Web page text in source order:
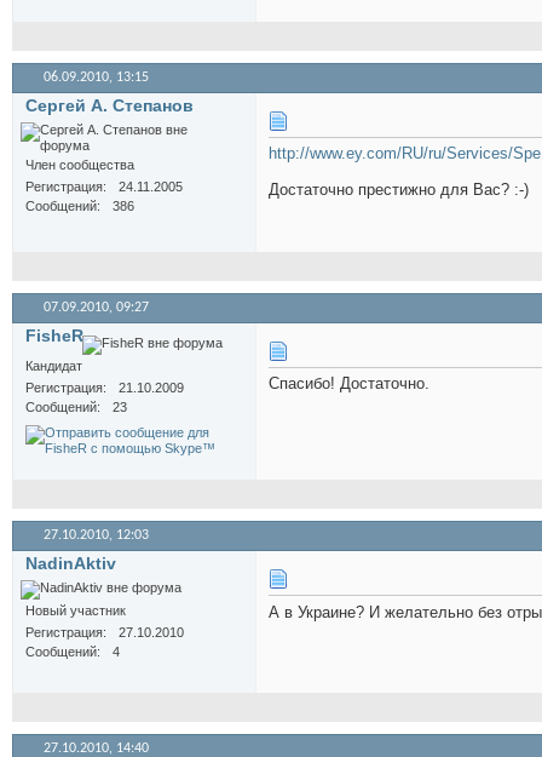
06.09.2010, 13:15
Сергей А. Степанов
Член сообщества
Регистрация
24.11.2005
Сообщений
386
http://www.ey.com/RU/ru/Services/
Достаточно престижно для Вас? :-)
07.09.2010, 09:27
FisheR
Кандидат
Регистрация
21.10.2009
Сообщений
23
Спасибо! Достаточно.
27.10.2010, 12:03
NadinAktiv
Новый участник
Регистрация
27.10.2010
Сообщений
4
А в Украине? И желательно без
27.10.2010, 14:40